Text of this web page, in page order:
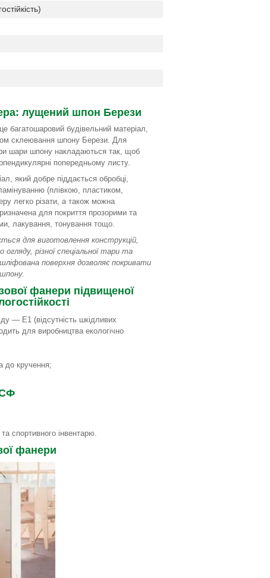
лущений шпон Берези
багатошаровий будівельний матеріал,
склеювання шпону Берези. Для
шари шпону накладаються так, щоб
попередньому листу.
який добре піддається обробці,
(плівкою, пластиком,
легко різати, а також можна
для покриття прозорими та
лакування, тонування тощо.
для виготовлення конструкцій,
огляду, різної спеціальної тари та
поверхня дозволяє покривати
фанери підвищеної
— E1 (відсутність шкідливих
для виробництва екологічно
до кручення;
та спортивного інвентарю.
фанери